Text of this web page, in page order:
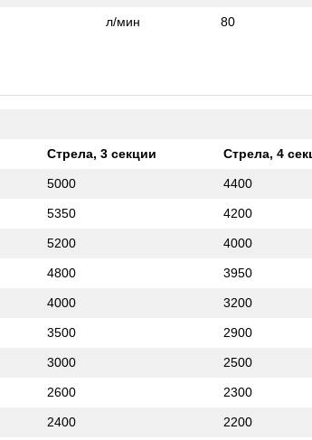
л/мин 80
Стрела, 3 секции Стрела, 4
5000 4400
5350 4200
5200 4000
4800 3950
4000 3200
3500 2900
3000 2500
2600 2300
2400 2200